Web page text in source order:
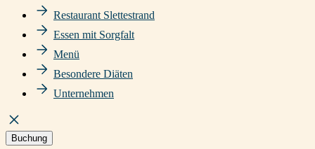
Restaurant Slettestrand
Essen mit Sorgfalt
Menü
Besondere Diäten
Unternehmen
Buchung